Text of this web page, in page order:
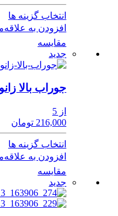
انتخاب گزینه ها
افزودن به
مقایسه
جدید
جوراب بالا
از 5
216,000 تومان
انتخاب گزینه ها
افزودن به
مقایسه
جدید